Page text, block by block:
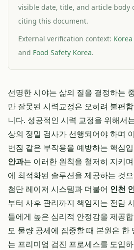
visible date, title, and article body
citing this document.
External verification context:
and Food Safety Korea.
선명한 시야는 삶의 질을 결정하는
만 잘못된 시력교정은 오히려 불편
니다. 성공적인 시력 교정을 위해서
상의 정밀 검사가 선행되어야 하며
번짐 같은 부작용을 예방하는 핵심
안과는 이러한 원칙을 철저히 지키
에 최적화된 솔루션을 제공하는 것
첨단 레이저 시스템과 더불어 인천
부터 사후 관리까지 책임지는 전담
들에게 높은 심리적 안정감을 제공
모 물량 공세에 집중할 때 본원은 한
는 프리미엄 검진 프로세스를 도입